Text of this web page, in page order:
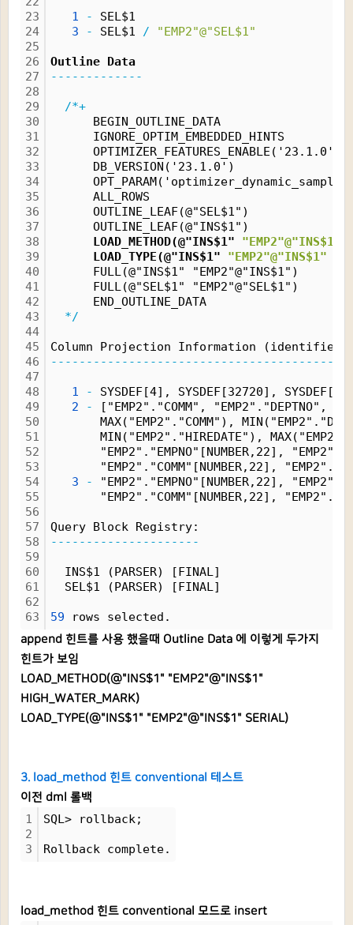
23
24
25
26
27
28
29
30
31
32
33
34
35
36
37
38
39
40
41
42
43
44
45
46
47
48
49
50
51
52
53
54
55
56
57
58
59
60
61
62
63
1 -
SEL$1
3
- SEL$1 / "EMP2"@"SEL$1"
Outline Data
-------------
/*+
BEGIN_OUTLINE_DATA
IGNORE_OPTIM_EMBEDDED_HINTS
OPTIMIZER_FEATURES_ENABLE('23.1.0')
DB_VERSION('23.1.0')
ALL_ROWS
OUTLINE_LEAF(@"SEL$1")
OUTLINE_LEAF(@"INS$1")
LOAD_METHOD(@"INS$1" "EMP2"@"INS$1"
LOAD_TYPE(@"INS$1" "EMP2"@"INS$1"
FULL(@"INS$1" "EMP2"@"INS$1")
FULL(@"SEL$1" "EMP2"@"SEL$1")
END_OUTLINE_DATA
*/
Column Projection Information (identified
1 -
SYSDEF[4], SYSDEF[32720],
2
-
["EMP2"."COMM", "EMP2"."DEPTNO",
MAX("EMP2"."COMM"),
MIN("EMP2"."HIREDATE"),
"EMP2"."EMPNO"[NUMBER,22],
"EMP2"."COMM"[NUMBER,22],
3
-
"EMP2"."EMPNO"[NUMBER,22],
"EMP2"."COMM"[NUMBER,22],
Query Block Registry:
---------------------
INS$1 (PARSER) [FINAL]
SEL$1 (PARSER) [FINAL]
59 rows selected.
append 힌트를 사용 했을때 Outline Data 에 이렇게 두가지
힌트가 보임
LOAD_METHOD(@"INS$1" "EMP2"@"INS$1"
HIGH_WATER_MARK)
LOAD_TYPE(@"INS$1" "EMP2"@"INS$1" SERIAL)
3. load_method 힌트 conventional 테스트
이전 dml 롤백
1
2
3
SQL> rollback;
Rollback complete.
load_method 힌트 conventional 모드로 insert